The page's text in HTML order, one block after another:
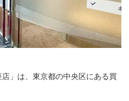
店」は、東京都の中央区にある買